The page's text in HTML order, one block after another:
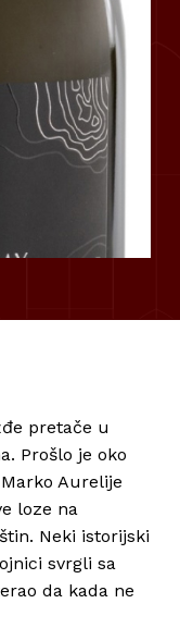
pretače u
Prošlo je oko
Aurelije
loze na
Neki istorijski
svrgli sa
da kada ne